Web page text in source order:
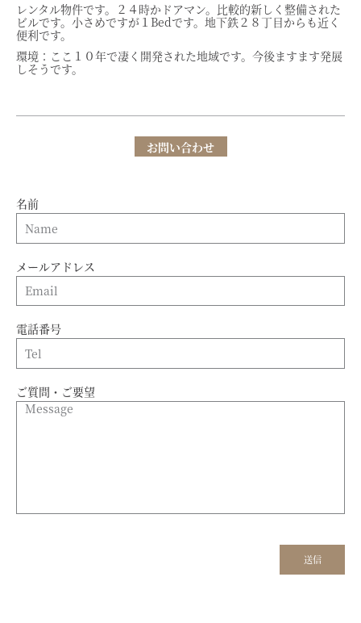
レンタル物件です。２４時かドアマン。比較的新しく整備された
ビルです。小さめですが１Bedです。地下鉄２８丁目からも近く
便利です。
環境：ここ１０年で凄く開発された地域です。今後ますます発展
しそうです。
お問い合わせ
名前
メールアドレス
電話番号
ご質問・ご要望